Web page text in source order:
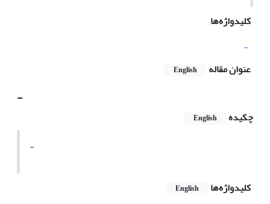
کلیدواژه‌ها
-
عنوان مقاله
English
-
چکیده English
-
کلیدواژه‌ها English